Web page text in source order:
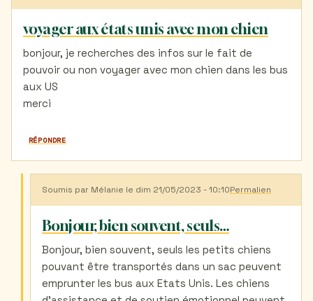
voyager aux états unis avec mon chien
bonjour, je recherches des infos sur le fait de
pouvoir ou non voyager avec mon chien dans les bus
aux US
merci
RÉPONDRE
Soumis par Mélanie le dim 21/05/2023 - 10:10
En
réponse
à
voyager
états
unis
mon
Permalien
Bonjour, bien souvent, seuls…
Bonjour, bien souvent, seuls les petits chiens
pouvant être transportés dans un sac peuvent
emprunter les bus aux Etats Unis. Les chiens